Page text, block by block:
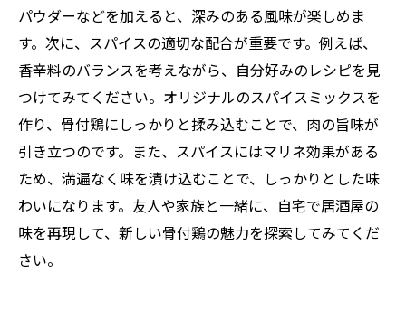
パウダーなどを加えると、深みのある風味が楽しめま
す。次に、スパイスの適切な配合が重要です。例えば、
香辛料のバランスを考えながら、自分好みのレシピを見
つけてみてください。オリジナルのスパイスミックスを
作り、骨付鶏にしっかりと揉み込むことで、肉の旨味が
引き立つのです。また、スパイスにはマリネ効果がある
ため、満遍なく味を漬け込むことで、しっかりとした味
わいになります。友人や家族と一緒に、自宅で居酒屋の
味を再現して、新しい骨付鶏の魅力を探索してみてくだ
さい。